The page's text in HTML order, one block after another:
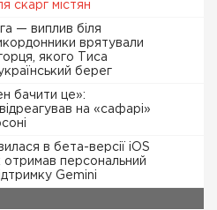
скарг містян
— виплив біля
врятували
якого Тиса
берег
бачити це»:
на «сафарі»
в бета-версії iOS
отримав персональний
Gemini